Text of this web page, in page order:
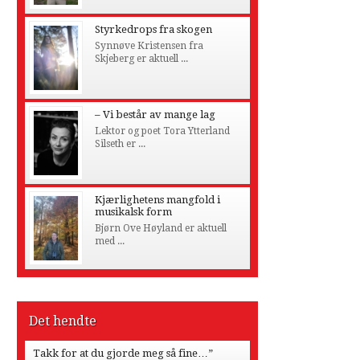
Styrkedrops fra skogen
Synnøve Kristensen fra
Skjeberg er aktuell ...
– Vi består av mange lag
Lektor og poet Tora Ytterland
Silseth er ...
Kjærlighetens mangfold i
musikalsk form
Bjørn Ove Høyland er aktuell
med ...
Det hendte
Takk for at du gjorde meg så fine…”